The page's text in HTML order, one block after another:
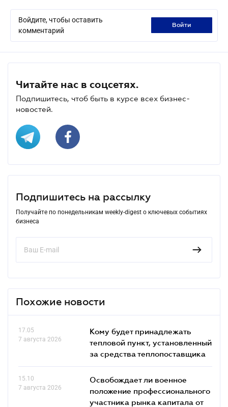
Войдите, чтобы оставить
комментарий
войти
Читайте нас в соцсетях.
Подпишитесь, чтоб быть в курсе всех бизнес-
новостей.
Подпишитесь на рассылку
Получайте по понедельникам weekly-digest о ключевых событиях
бизнеса
Похожие новости
17.05
7 августа 2026
Кому будет принадлежать
тепловой пункт, установленный
за средства теплопоставщика
15.10
7 августа 2026
Освобождает ли военное
положение профессионального
участника рынка капитала от